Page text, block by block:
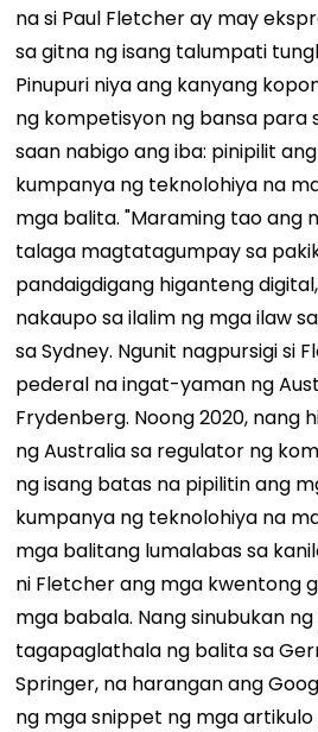
na si Paul Fletcher ay may
sa gitna ng isang talumpati
Pinupuri niya ang kanyang
ng kompetisyon ng bansa para
saan nabigo ang iba: pinipilit
kumpanya ng teknolohiya na
mga balita. "Maraming tao ang
talaga magtatagumpay sa
pandaigdigang higanteng
nakaupo sa ilalim ng mga ilaw
sa Sydney. Ngunit nagpursigi si
pederal na ingat-yaman ng
Frydenberg. Noong 2020, nang
ng Australia sa regulator ng
ng isang batas na pipilitin ang
kumpanya ng teknolohiya na
mga balitang lumalabas sa
ni Fletcher ang mga kwentong
mga babala. Nang sinubukan
tagapaglathala ng balita sa
Springer, na harangan ang
ng mga snippet ng mga artikulo